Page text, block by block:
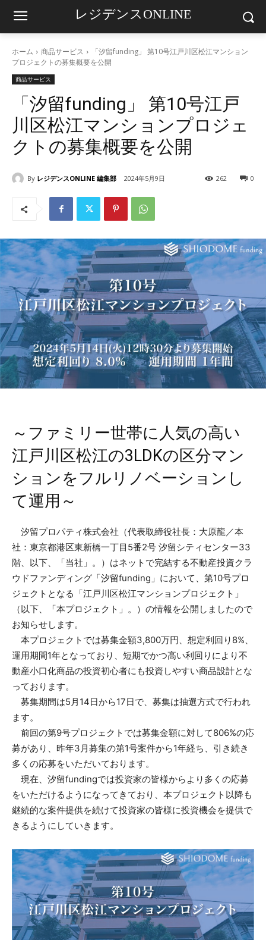
レジデンスONLINE
ホーム 商品サービス
「汐留funding」 第10号江戸川区松江マンション
プロジェクトの募集概要を公開
商品サービス
「汐留funding」 第10号江戸
川区松江マンションプロジェ
クトの募集概要を公開
By レジデンスONLINE 編集部 2024年5月9日 0
262
～ファミリー世帯に人気の高い
江戸川区松江の3LDKの区分マン
ションをフルリノベーションし
て運用～
汐留プロパティ株式会社（代表取締役社長：大原龍／本
社：東京都港区東新橋一丁目5番2号 汐留シティセンター33
階、以下、「当社」。）はネットで完結する不動産投資クラ
ウドファンディング「汐留funding」において、第10号プロ
ジェクトとなる「江戸川区松江マンションプロジェクト」
（以下、「本プロジェクト」。）の情報を公開しましたので
お知らせします。
本プロジェクトでは募集金額3,800万円、想定利回り8%、
運用期間1年となっており、短期でかつ高い利回りにより不
動産小口化商品の投資初心者にも投資しやすい商品設計とな
っております。
募集期間は5月14日から17日で、募集は抽選方式で行われ
ます。
前回の第9号プロジェクトでは募集金額に対して806%の応
募があり、昨年3月募集の第1号案件から1年経ち、引き続き
多くの応募をいただいております。
現在、汐留fundingでは投資家の皆様からより多くの応募
をいただけるようになってきており、本プロジェクト以降も
継続的な案件提供を続けて投資家の皆様に投資機会を提供で
きるようにしていきます。